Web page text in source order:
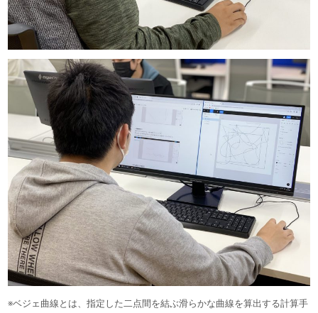
※ベジェ曲線とは、指定した二点間を結ぶ滑らかな曲線を算出する計算手